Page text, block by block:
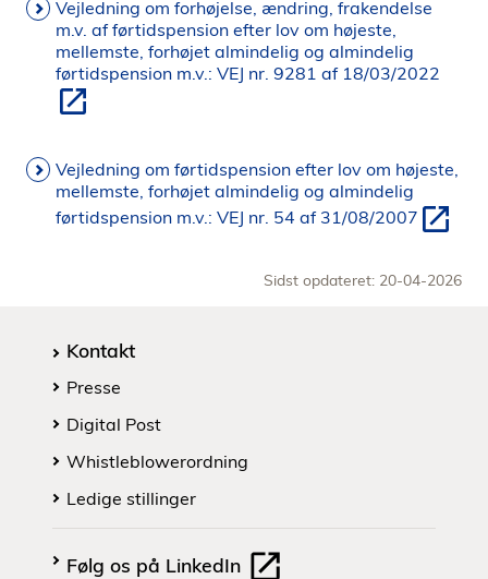
Vejledning om forhøjelse, ændring, frakendelse
m.v. af førtidspension efter lov om højeste,
mellemste, forhøjet almindelig og almindelig
førtidspension m.v.: VEJ nr. 9281 af 18/03/2022
Vejledning om førtidspension efter lov om højeste,
mellemste, forhøjet almindelig og almindelig
førtidspension m.v.: VEJ nr. 54 af 31/08/2007
Sidst opdateret: 20-04-2026
Kontakt
Presse
Digital Post
Whistleblowerordning
Ledige stillinger
Følg os på LinkedIn